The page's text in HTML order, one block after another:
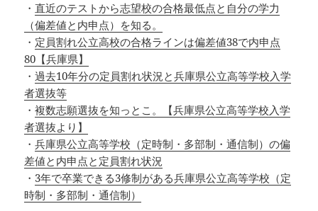
・直近のテストから志望校の合格最低点と自分の学力
（偏差値と内申点）を知る。
・ 定員割れ公立高校の合格ラインは偏差値38で内申点
80【兵庫県】
・過去10年分の定員割れ状況と兵庫県公立高等学校入学
者選抜等
・複数志願選抜を知っとこ。【兵庫県公立高等学校入学
者選抜より】
・兵庫県公立高等学校（定時制・多部制・通信制）の偏
差値と内申点と定員割れ状況
・ 3年で卒業できる3修制がある兵庫県公立高等学校（定
時制・多部制・通信制）